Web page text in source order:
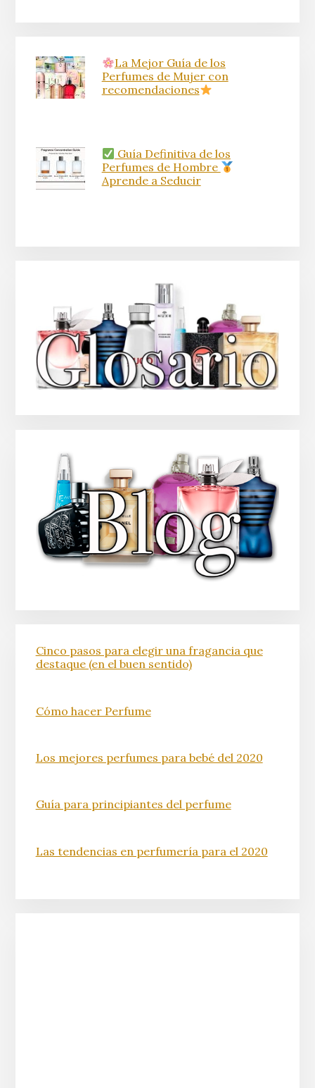
La Mejor Guía de los
Perfumes de Mujer con
recomendaciones
Guía Definitiva de los
Perfumes de Hombre
Aprende a Seducir
Cinco pasos para elegir una fragancia que
destaque (en el buen sentido)
Cómo hacer Perfume
Los mejores perfumes para bebé del 2020
Guía para principiantes del perfume
Las tendencias en perfumería para el 2020